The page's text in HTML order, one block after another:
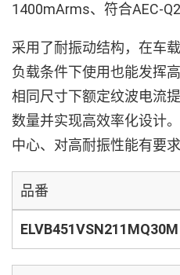
1400mArms、符合AEC-
采用了耐振动结构，在车
负载条件下使用也能发挥
相同尺寸下额定纹波电流
数量并实现高效率化设计
中心、对高耐振性能有要
品番
ELVB451VSN211MQ30M